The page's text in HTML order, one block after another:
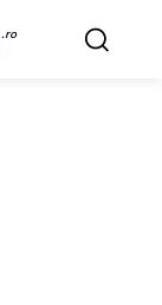
.ro